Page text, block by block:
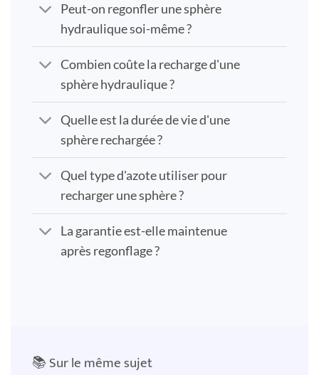
Peut-on regonfler une sphère
hydraulique soi-même ?
Combien coûte la recharge d'une
sphère hydraulique ?
Quelle est la durée de vie d'une
sphère rechargée ?
Quel type d'azote utiliser pour
recharger une sphère ?
La garantie est-elle maintenue
après regonflage ?
📚 Sur le même sujet